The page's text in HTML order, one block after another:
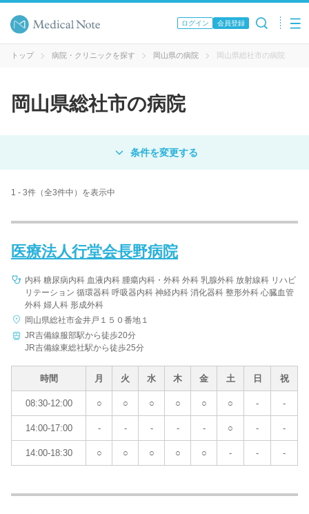
ログイン 会員登録
トップ 病院・クリニックを探す 岡山県の病院 岡山県総社市の病院
岡山県総社市の病院
病院 クリニック
病名 / 診療科目
病院名
条件を変更する
1 - 3件（全3件中）を表示中
医療法人行堂会長野病院
内科 糖尿病内科 血液内科 腫瘍内科・外科 外科 乳腺外科 放射線科 リハビ
リテーション 循環器科 呼吸器内科 神経内科 消化器科 整形外科 心臓血管
外科 婦人科 形成外科
岡山県総社市金井戸１５０番地１
JR吉備線服部駅から徒歩20分
JR吉備線東総社駅から徒歩25分
時間 月 火 水 木 金 土 日 祝
08:30-12:00 ○ ○ ○ ○ ○ ○ - -
14:00-17:00 - - - - - ○ - -
14:00-18:30 ○ ○ ○ ○ ○ - - -